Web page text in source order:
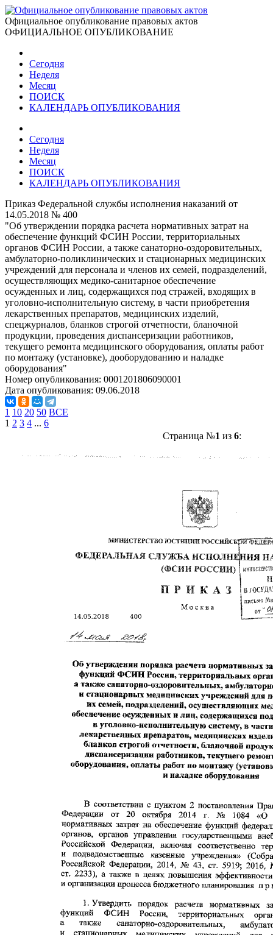
Официальное опубликование правовых актов
ОФИЦИАЛЬНОЕ ОПУБЛИКОВАНИЕ
Сегодня
Неделя
Месяц
ПОИСК
КАЛЕНДАРЬ ОПУБЛИКОВАНИЯ
Сегодня
Неделя
Месяц
ПОИСК
КАЛЕНДАРЬ ОПУБЛИКОВАНИЯ
Приказ Федеральной службы исполнения наказаний от
14.05.2018 № 400
"Об утверждении порядка расчета нормативных затрат на
обеспечение функций ФСИН России, территориальных
органов ФСИН России, а также санаторно-оздоровительных,
амбулаторно-поликлинических и стационарных медицинских
учреждений для персонала и членов их семей, подразделений,
осуществляющих медико-санитарное обеспечение
осужденных и лиц, содержащихся под стражей, входящих в
уголовно-исполнительную систему, в части приобретения
лекарственных препаратов, медицинских изделий,
спецжурналов, бланков строгой отчетности, бланочной
продукции, проведения диспансеризации работников,
текущего ремонта медицинского оборудования, оплаты работ
по монтажу (установке), дооборудованию и наладке
оборудования"
Номер опубликования: 0001201806090001
Дата опубликования: 09.06.2018
1 10 20 50 ВСЕ
1 2 3 4 ... 6
Страница №1 из 6: